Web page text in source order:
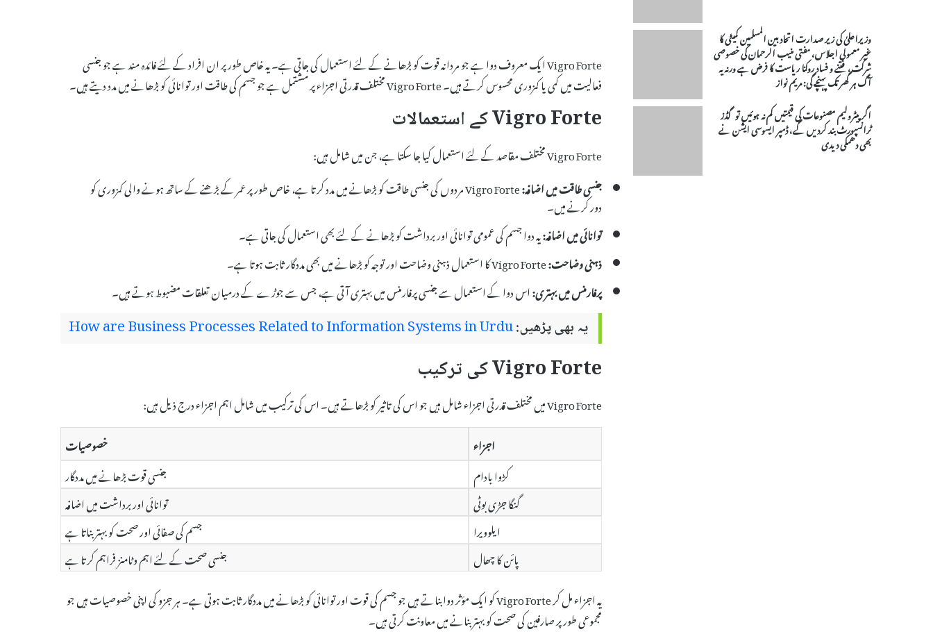
Vigro Forte ایک معروف دوا ہے جو مردانہ قوت کو بڑھانے کے لئے استعمال کی جاتی ہے۔ یہ خاص طور پر ان افراد کے لئے فائدہ مند ہے جو جنسی
فعالیت میں کمی یا کمزوری محسوس کرتے ہیں۔ Vigro Forte مختلف قدرتی اجزاء پر مشتمل ہے جو جسم کی طاقت اور توانائی کو بڑھانے میں مدد دیتے ہیں۔
Vigro Forte کے استعمالات
Vigro Forte مختلف مقاصد کے لئے استعمال کیا جا سکتا ہے، جن میں شامل ہیں:
جنسی طاقت میں اضافہ:
Vigro Forte مردوں کی جنسی طاقت کو بڑھانے میں مدد کرتا ہے، خاص طور پر عمر کے بڑھنے کے ساتھ ہونے والی کمزوری کو
دور کرنے میں۔
توانائی میں اضافہ:یہ دوا جسم کی عمومی توانائی اور برداشت کو بڑھانے کے لئے بھی استعمال کی جاتی ہے۔
ذہنی وضاحت:
پرفارمنس میں بہتری:اس دوا کے استعمال سے جنسی پرفارمنس میں بہتری آتی ہے، جس سے جوڑے کے درمیان تعلقات مضبوط ہوتے ہیں۔
یہ بھی پڑھیں:How are Business Processes Related to Information Systems in Urdu
Vigro Forte کی ترکیب
Vigro Forte میں مختلف قدرتی اجزاء شامل ہیں جو اس کی تاثیر کو بڑھاتے ہیں۔ اس کی ترکیب میں شامل اہم اجزاء درج ذیل ہیں:
اجزاء
خصوصیات
کڑوا بادام
جنسی قوت بڑھانے میں مددگار
گنگا جڑی بوٹی
توانائی اور برداشت میں اضافہ
ایلوویرا
جسم کی صفائی اور صحت کو بہتر بناتا ہے
پائن کا چھال
جنسی صحت کے لئے اہم وٹامنز فراہم کرتا ہے
یہ اجزاء مل کر Vigro Forte کو ایک مؤثر دوا بناتے ہیں جو جسم کی قوت اور توانائی کو بڑھانے میں مددگار ثابت ہوتی ہے۔ ہر جزو کی اپنی خصوصیات ہیں جو
مجموعی طور پر صارفین کی صحت کو بہتر بنانے میں معاونت کرتی ہیں۔
وزیراعلیٰ کی زیر صدارت اتحادبین المسلمین کمیٹی کا
غیر معمولی اجلاس، مفتی منیب الرحمان کی خصوصی
شرکت، فتنے و فساد روکنا ریاست کا فرض ہے ورنہ یہ
آگ ہر گھر تک پہنچے گی: مریم نواز
اگر پیٹرولیم مصنوعات کی قیمتیں کم نہ ہوئیں تو گڈز
ٹرانسپورٹ بند کردیں گے، ڈمپر ایسوسی ایشن نے
بھی دھمکی دیدی